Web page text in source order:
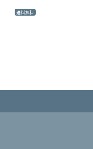
送料無料